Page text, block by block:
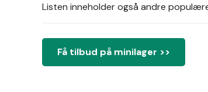
Listen inneholder også andre
Få tilbud på minilager >>